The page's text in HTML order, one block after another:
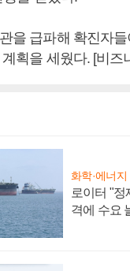
을 급파해 확진자
획을 세웠다. [비즈
화학·에너지
로이터 "
격에 수요